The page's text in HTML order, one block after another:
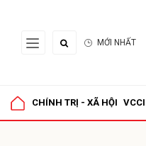
MỚI NHẤT
CHÍNH TRỊ - XÃ HỘI VCCI